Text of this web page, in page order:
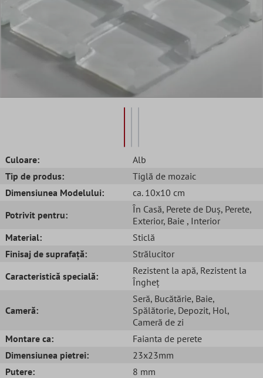
Culoare:
Alb
Tip de produs:
Tiglă de mozaic
Dimensiunea Modelului:
ca. 10x10 cm
Potrivit pentru:
În Casă, Perete de Duș, Perete,
Exterior, Baie , Interior
Material:
Sticlă
Finisaj de suprafață:
Strălucitor
Caracteristică specială:
Rezistent la apă, Rezistent la
Îngheț
Cameră:
Seră, Bucătărie, Baie,
Spălătorie, Depozit, Hol,
Cameră de zi
Montare ca:
Faianta de perete
Dimensiunea pietrei:
23x23mm
Putere:
8 mm